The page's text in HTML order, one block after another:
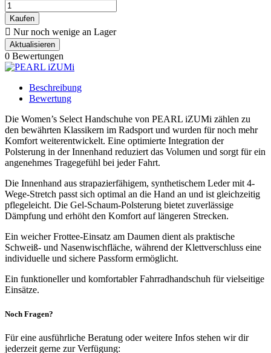
Kaufen
 Nur noch wenige an Lager
0 Bewertungen
Beschreibung
Bewertung
Die Women’s Select Handschuhe von PEARL iZUMi zählen zu
den bewährten Klassikern im Radsport und wurden für noch mehr
Komfort weiterentwickelt. Eine optimierte Integration der
Polsterung in der Innenhand reduziert das Volumen und sorgt für ein
angenehmes Tragegefühl bei jeder Fahrt.
Die Innenhand aus strapazierfähigem, synthetischem Leder mit 4-
Wege-Stretch passt sich optimal an die Hand an und ist gleichzeitig
pflegeleicht. Die Gel-Schaum-Polsterung bietet zuverlässige
Dämpfung und erhöht den Komfort auf längeren Strecken.
Ein weicher Frottee-Einsatz am Daumen dient als praktische
Schweiß- und Nasenwischfläche, während der Klettverschluss eine
individuelle und sichere Passform ermöglicht.
Ein funktioneller und komfortabler Fahrradhandschuh für vielseitige
Einsätze.
Noch Fragen?
Für eine ausführliche Beratung oder weitere Infos stehen wir dir
jederzeit gerne zur Verfügung: